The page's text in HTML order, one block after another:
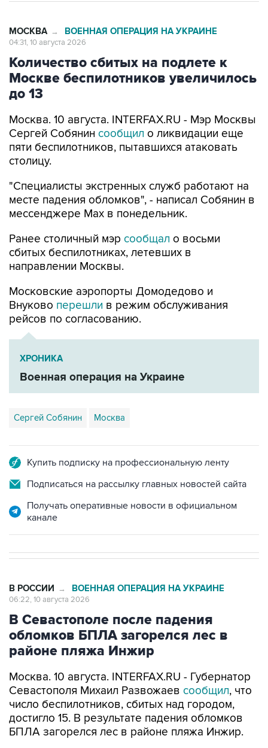
МОСКВА → ВОЕННАЯ ОПЕРАЦИЯ НА УКРАИНЕ
04:31, 10 августа 2026
Количество сбитых на подлете к
Москве беспилотников увеличилось
до 13
Москва. 10 августа. INTERFAX.RU - Мэр Москвы
Сергей Собянин сообщил о ликвидации еще
пяти беспилотников, пытавшихся атаковать
столицу.
"Специалисты экстренных служб работают на
месте падения обломков", - написал Собянин в
мессенджере Max в понедельник.
Ранее столичный мэр сообщал о восьми
сбитых беспилотниках, летевших в
направлении Москвы.
Московские аэропорты Домодедово и
Внуково перешли в режим обслуживания
рейсов по согласованию.
ХРОНИКА
Военная операция на Украине
Сергей Собянин Москва
Купить подписку на профессиональную ленту
Подписаться на рассылку главных новостей сайта
Получать оперативные новости в официальном
канале
В РОССИИ → ВОЕННАЯ ОПЕРАЦИЯ НА УКРАИНЕ
06:22, 10 августа 2026
В Севастополе после падения
обломков БПЛА загорелся лес в
районе пляжа Инжир
Москва. 10 августа. INTERFAX.RU - Губернатор
Севастополя Михаил Развожаев сообщил, что
число беспилотников, сбитых над городом,
достигло 15. В результате падения обломков
БПЛА загорелся лес в районе пляжа Инжир.